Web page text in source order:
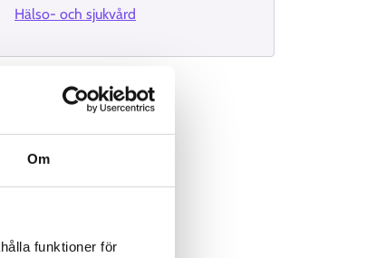
Om
funktioner för
Hälso- och sjukvård